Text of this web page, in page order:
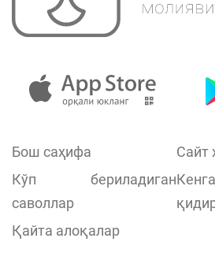
Бош саҳифа
Сайт
Кўп бериладиган
саволлар
Қайта алоқалар